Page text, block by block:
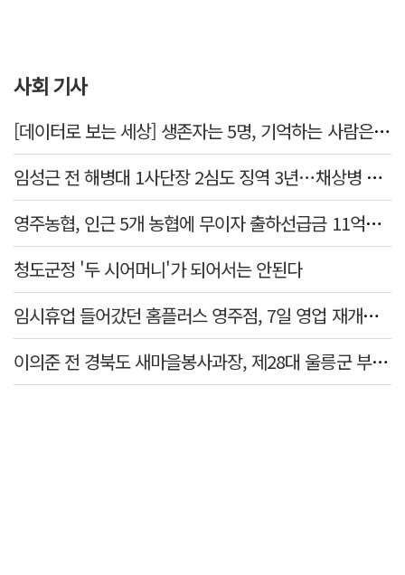
사회 기사
[데이터로 보는 세상] 생존자는 5명, 기억하는 사람은 늘었다
임성근 전 해병대 1사단장 2심도 징역 3년…채상병 순직 책임 유죄
영주농협, 인근 5개 농협에 무이자 출하선급금 11억원 지원…상생 유통망 강화
청도군정 '두 시어머니'가 되어서는 안된다
임시휴업 들어갔던 홈플러스 영주점, 7일 영업 재개…지하 1층만 운영
이의준 전 경북도 새마을봉사과장, 제28대 울릉군 부군수 취임